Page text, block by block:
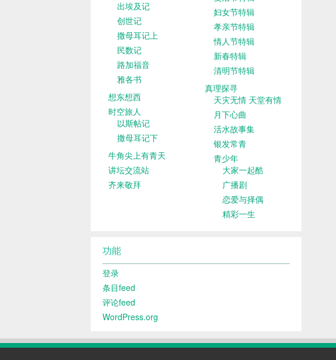
出埃及记
创世记
撒母耳记上
民数记
路加福音
雅各书
想东想西
时空旅人
以斯帖记
撒母耳记下
牛角尖上有青天
讲坛交流站
齐来敬拜
妇女节特辑
孝亲节特辑
情人节特辑
新春特辑
清明节特辑
真理探寻
天灾无情 天堂有情
月下心曲
活水故事集
银发常青
青少年
大家一起酷
广播剧
恋爱与择偶
精彩一生
功能
登录
条目feed
评论feed
WordPress.org